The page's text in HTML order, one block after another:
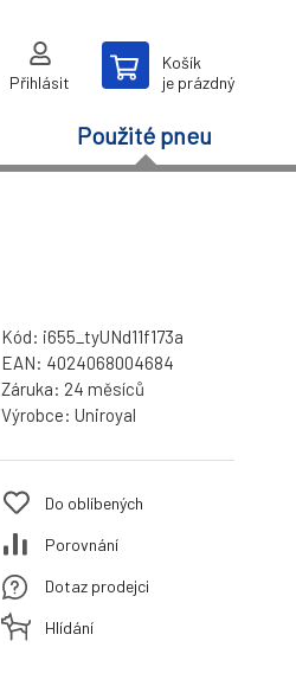
Přihlásit
Košík
je prázdný
Použité pneu
Kód: i655_tyUNd11f173a
EAN: 4024068004684
Záruka: 24 měsíců
Výrobce: Uniroyal
Do oblíbených
Porovnání
Dotaz prodejci
Hlídání